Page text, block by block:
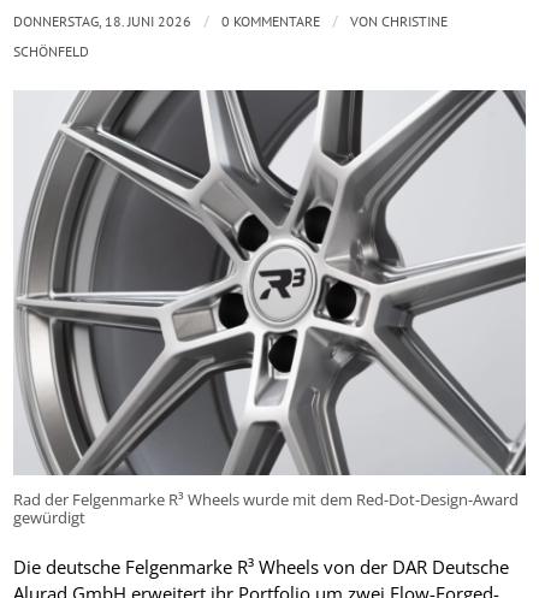
Rad der Felgenmarke R³ Wheels wurde mit dem Red-Dot-Design-Award
gewürdigt
Die deutsche Felgenmarke R³ Wheels von der DAR Deutsche
DONNERSTAG, 18. JUNI 2026 / 0 KOMMENTARE / VONCHRISTINE
SCHÖNFELD